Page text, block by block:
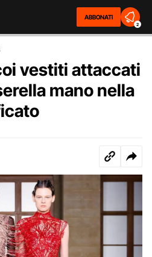
ABBONATI
2
vestiti attaccati
mano nella